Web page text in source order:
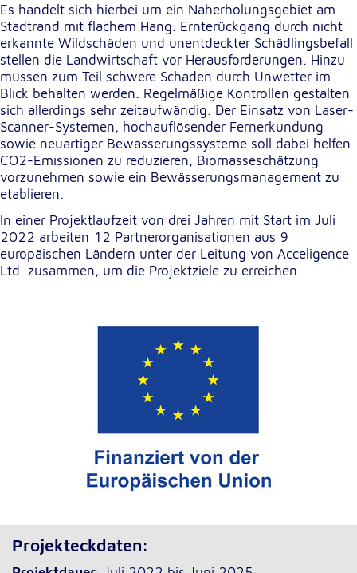
Es handelt sich hierbei um ein Naherholungsgebiet am
Stadtrand mit flachem Hang. Ernterückgang durch nicht
erkannte Wildschäden und unentdeckter Schädlingsbefall
stellen die Landwirtschaft vor Herausforderungen. Hinzu
müssen zum Teil schwere Schäden durch Unwetter im
Blick behalten werden. Regelmäßige Kontrollen gestalten
sich allerdings sehr zeitaufwändig. Der Einsatz von Laser-
Scanner-Systemen, hochauflösender Fernerkundung
sowie neuartiger Bewässerungssysteme soll dabei helfen
CO2-Emissionen zu reduzieren, Biomasseschätzung
vorzunehmen sowie ein Bewässerungsmanagement zu
etablieren.
In einer Projektlaufzeit von drei Jahren mit Start im Juli
2022 arbeiten 12 Partnerorganisationen aus 9
europäischen Ländern unter der Leitung von Acceligence
Ltd. zusammen, um die Projektziele zu erreichen.
Projekteckdaten: